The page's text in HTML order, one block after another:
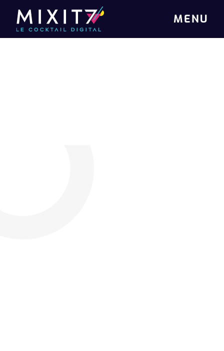
MENU